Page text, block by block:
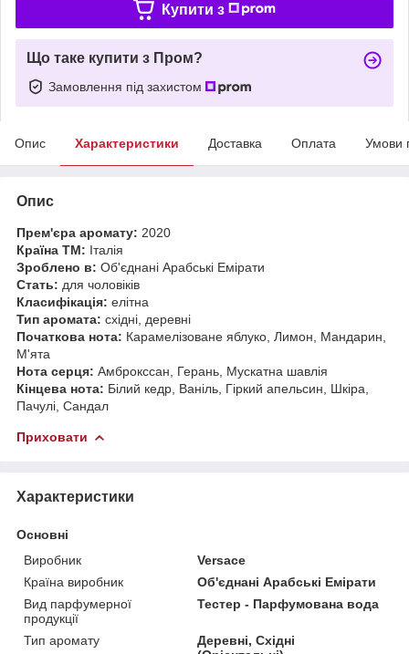
Купити з
Що таке купити з Пром?
Замовлення під захистом
Опис Характеристики Доставка Оплата Умови
Опис
Прем'єра аромату: 2020
Країна ТМ: Італія
Зроблено в: Об'єднані Арабські Емірати
Стать: для чоловіків
Класифікація: елітна
Тип аромата: східні, деревні
Початкова нота: Карамелізоване яблуко, Лимон, Мандарин,
М'ята
Нота серця: Амброкссан, Герань, Мускатна шавлія
Кінцева нота: Білий кедр, Ваніль, Гіркий апельсин, Шкіра,
Пачулі, Сандал
Приховати
Характеристики
Основні
Виробник
Versace
Країна виробник
Об'єднані Арабські Емірати
Вид парфумерної
продукції
Тестер - Парфумована вода
Тип аромату
Деревні, Східні